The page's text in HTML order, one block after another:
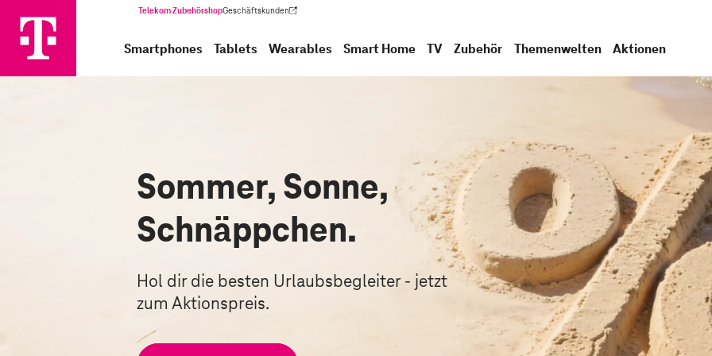
Telekom ZubehörshopGeschäftskunden
(Wird in einem neuen Tab geöffnet)
Smartphones Tablets Wearables Smart Home TV Zubehör Themenwelten Aktionen
Sommer, Sonne,
Schnäppchen.
Hol dir die besten Urlaubsbegleiter - jetzt
zum Aktionspreis.